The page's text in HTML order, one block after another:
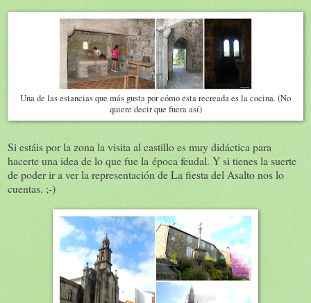
Una de las estancias que más gusta por cómo esta recreada es la cocina. (No
quiere decir que fuera así)
Si estáis por la zona la visita al castillo es muy didáctica para
hacerte una idea de lo que fue la época feudal. Y si tienes la suerte
de poder ir a ver la representación de La fiesta del Asalto nos lo
cuentas. ;-)